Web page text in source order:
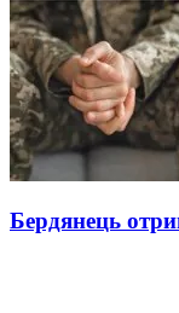
Бердянець